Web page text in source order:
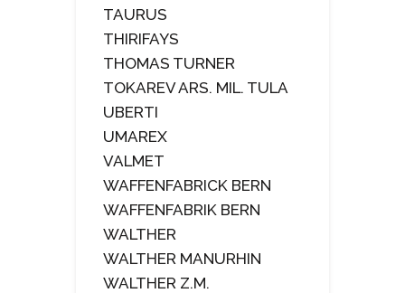
TAURUS
THIRIFAYS
THOMAS TURNER
TOKAREV ARS. MIL. TULA
UBERTI
UMAREX
VALMET
WAFFENFABRICK BERN
WAFFENFABRIK BERN
WALTHER
WALTHER MANURHIN
WALTHER Z.M.